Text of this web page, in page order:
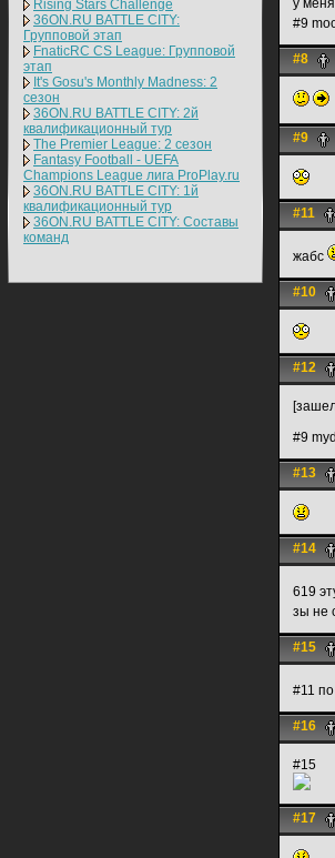
Rising Stars Challenge
36ON.RU BATTLE CITY:
Групповой этап
FnaticRC CS League: Групповой
этап
It's Gosu's Monthly Madness: 2
сезон
36ON.RU BATTLE CITY: 2й
квалификационный тур
The Premier League: 2 cезон
Fantasy Football - UEFA
Champions League лига ProPlay.ru
36ON.RU BATTLE CITY: 1й
квалификационный тур
36ON.RU BATTLE CITY: Составы
команд
у
#9
#8
#9
#11
жабс
#10
#12
#9
#13
#14
619
зы не
#15
#11
#16
#15
#17